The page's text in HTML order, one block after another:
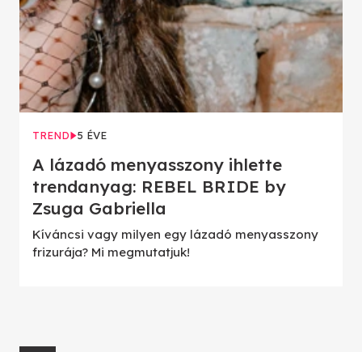
TREND 5 ÉVE
A lázadó menyasszony ihlette
trendanyag: REBEL BRIDE by
Zsuga Gabriella
Kíváncsi vagy milyen egy lázadó menyasszony
frizurája? Mi megmutatjuk!